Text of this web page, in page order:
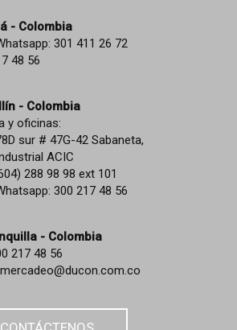
- Colombia
301 411 26 72
48 56
- Colombia
y oficinas:
sur # 47G-42 Sabaneta,
ACIC
288 98 98 ext 101
300 217 48 56
- Colombia
217 48 56
mercadeo@ducon.com.co